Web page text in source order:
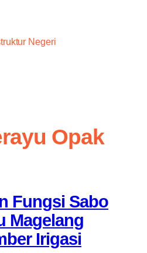
Negeri
Opak
Fungsi Sabo
Magelang
Irigasi